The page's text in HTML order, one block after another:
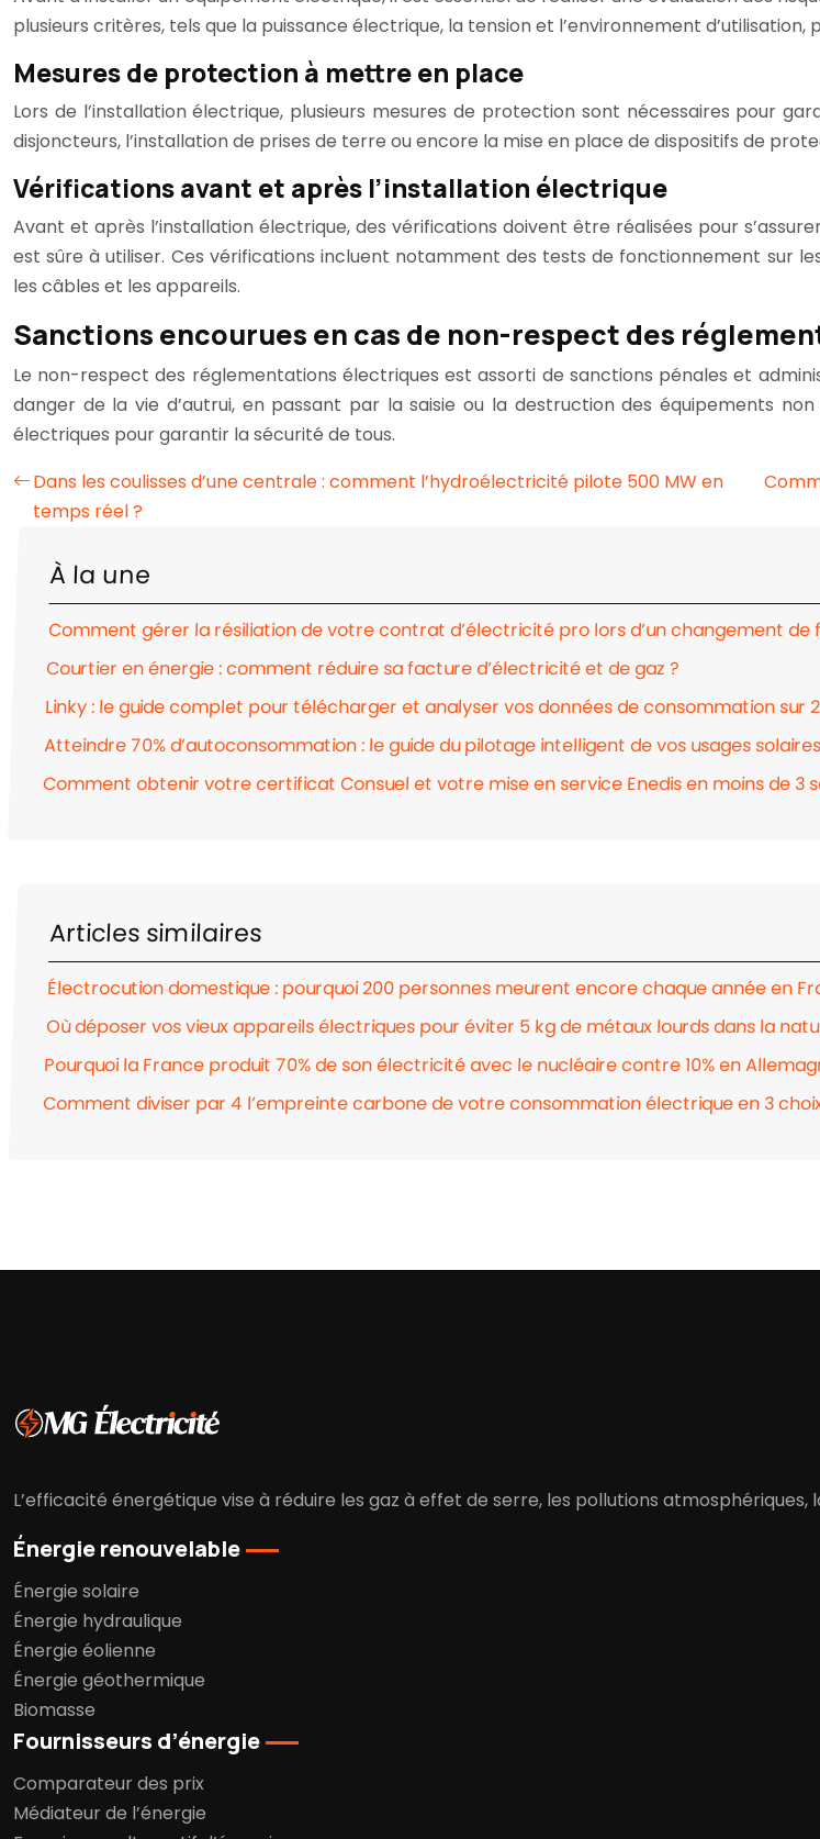
plusieurs critères, tels que la puissance électrique, la tension et l’environnement
Mesures de protection à mettre en place
Lors de l’installation électrique, plusieurs mesures de protection sont nécessaires pour
disjoncteurs, l’installation de prises de terre ou encore la mise en place de dispositifs de
Vérifications avant et après l’installation électrique
Avant et après l’installation électrique, des vérifications doivent être réalisées pour
est sûre à utiliser. Ces vérifications incluent notamment des tests de fonctionnement sur
les câbles et les appareils.
Sanctions encourues en cas de non-respect des
Le non-respect des réglementations électriques est assorti de sanctions pénales et
danger de la vie d’autrui, en passant par la saisie ou la destruction des équipements
électriques pour garantir la sécurité de tous.
Dans les coulisses d’une centrale : comment l’hydroélectricité pilote 500 MW en
temps réel ?
À la une
Comment gérer la résiliation de votre contrat d’électricité pro lors d’un changement de
Courtier en énergie : comment réduire sa facture d’électricité et de gaz ?
Linky : le guide complet pour télécharger et analyser vos données de consommation sur
Atteindre 70% d’autoconsommation : le guide du pilotage intelligent de vos usages solaires
Comment obtenir votre certificat Consuel et votre mise en service Enedis en moins de 3
Articles similaires
Électrocution domestique : pourquoi 200 personnes meurent encore chaque année en
Où déposer vos vieux appareils électriques pour éviter 5 kg de métaux lourds dans la
Pourquoi la France produit 70% de son électricité avec le nucléaire contre 10% en
Comment diviser par 4 l’empreinte carbone de votre consommation électrique en 3
L’efficacité énergétique vise à réduire les gaz à effet de serre, les pollutions
Énergie renouvelable
Énergie solaire
Énergie hydraulique
Énergie éolienne
Énergie géothermique
Biomasse
Fournisseurs d’énergie
Comparateur des prix
Médiateur de l’énergie